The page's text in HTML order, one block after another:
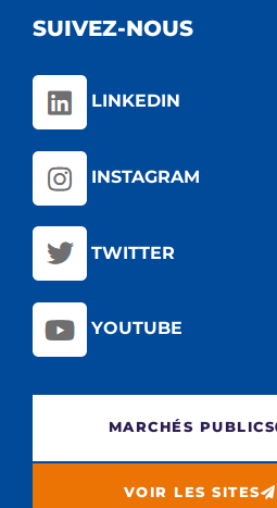
SUIVEZ-NOUS
LINKEDIN
INSTAGRAM
TWITTER
YOUTUBE
MARCHÉS PUBLICS
VOIR LES SITES